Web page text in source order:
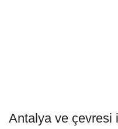
Antalya ve çevresi